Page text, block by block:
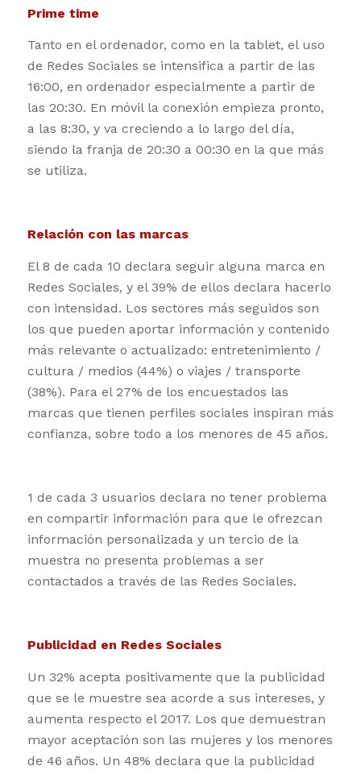
Prime time
Tanto en el ordenador, como en la tablet, el uso
de Redes Sociales se intensifica a partir de las
16:00, en ordenador especialmente a partir de
las 20:30. En móvil la conexión empieza pronto,
a las 8:30, y va creciendo a lo largo del día,
siendo la franja de 20:30 a 00:30 en la que más
se utiliza.
Relación con las marcas
El 8 de cada 10 declara seguir alguna marca en
Redes Sociales, y el 39% de ellos declara hacerlo
con intensidad. Los sectores más seguidos son
los que pueden aportar información y contenido
más relevante o actualizado: entretenimiento /
cultura / medios (44%) o viajes / transporte
(38%). Para el 27% de los encuestados las
marcas que tienen perfiles sociales inspiran más
confianza, sobre todo a los menores de 45 años.
1 de cada 3 usuarios declara no tener problema
en compartir información para que le ofrezcan
información personalizada y un tercio de la
muestra no presenta problemas a ser
contactados a través de las Redes Sociales.
Publicidad en Redes Sociales
Un 32% acepta positivamente que la publicidad
que se le muestre sea acorde a sus intereses, y
aumenta respecto el 2017. Los que demuestran
mayor aceptación son las mujeres y los menores
de 46 años. Un 48% declara que la publicidad